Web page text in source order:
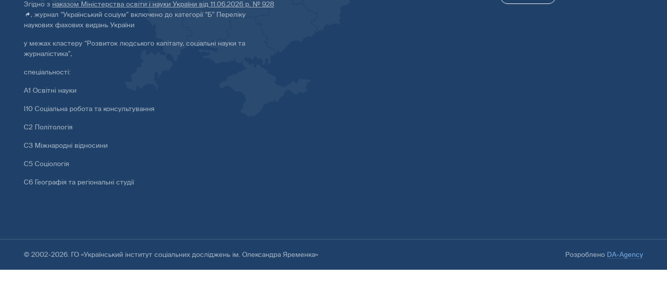
Згідно з наказом Міністерства освіти і науки України від 11.06.2026 р. № 928
, журнал “Український соціум” включено до категорії “Б” Переліку
наукових фахових видань України
у межах кластеру “Розвиток людського капіталу, соціальні науки та
журналістика”,
спеціальності:
А1 Освітні науки
І10 Соціальна робота та консультування
С2 Політологія
С3 Міжнародні відносини
С5 Соціологія
С6 Географія та регіональні студії
© 2002-2026. ГО «Український інститут соціальних досліджень ім. Олександра Яременка» Розроблено DA-Agency